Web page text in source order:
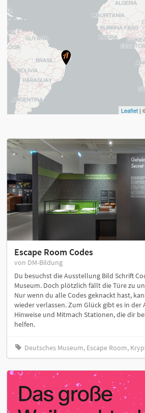
Leaflet |
Escape Room Codes
von DM-Bildung
Du besuchst die Ausstellung Bild Schrift
Museum. Doch plötzlich fällt die Türe zu
Nur wenn du alle Codes geknackt hast,
wieder verlassen. Zum Glück gibt es in der
Hinweise und Mitmach Stationen, die dir
helfen.
Deutsches Museum, Escape Room,